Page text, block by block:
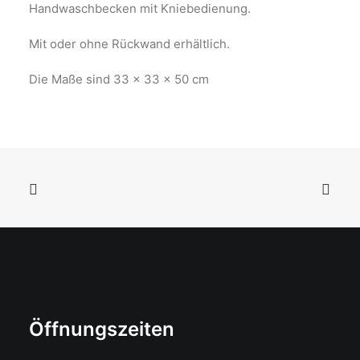
Handwaschbecken mit Kniebedienung.
Mit oder ohne Rückwand erhältlich.
Die Maße sind 33 x 33 x 50 cm
Öffnungszeiten